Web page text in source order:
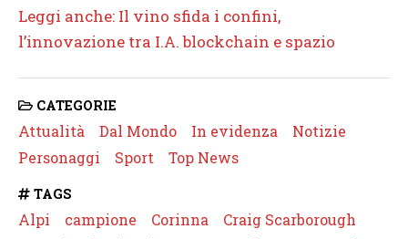
Leggi anche: Il vino sfida i confini,
l’innovazione tra I.A. blockchain e spazio
CATEGORIE
Attualità Dal Mondo In evidenza
Notizie
Personaggi
Sport Top News
TAGS
Alpi campione Corinna
Craig Scarborough